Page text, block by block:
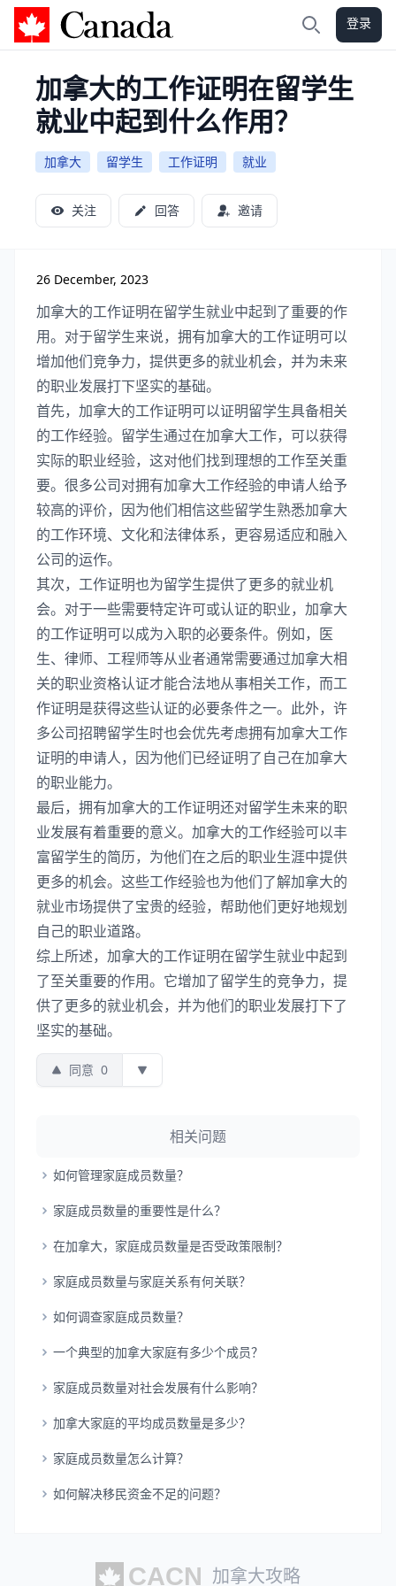
加拿大攻略 登录
加拿大的工作证明在留学生
就业中起到什么作用？
加拿大 留学生 工作证明 就业
关注 回答 邀请
26 December, 2023
加拿大的工作证明在留学生就业中起到了重要的作
用。对于留学生来说，拥有加拿大的工作证明可以
增加他们竞争力，提供更多的就业机会，并为未来
的职业发展打下坚实的基础。
首先，加拿大的工作证明可以证明留学生具备相关
的工作经验。留学生通过在加拿大工作，可以获得
实际的职业经验，这对他们找到理想的工作至关重
要。很多公司对拥有加拿大工作经验的申请人给予
较高的评价，因为他们相信这些留学生熟悉加拿大
的工作环境、文化和法律体系，更容易适应和融入
公司的运作。
其次，工作证明也为留学生提供了更多的就业机
会。对于一些需要特定许可或认证的职业，加拿大
的工作证明可以成为入职的必要条件。例如，医
生、律师、工程师等从业者通常需要通过加拿大相
关的职业资格认证才能合法地从事相关工作，而工
作证明是获得这些认证的必要条件之一。此外，许
多公司招聘留学生时也会优先考虑拥有加拿大工作
证明的申请人，因为他们已经证明了自己在加拿大
的职业能力。
最后，拥有加拿大的工作证明还对留学生未来的职
业发展有着重要的意义。加拿大的工作经验可以丰
富留学生的简历，为他们在之后的职业生涯中提供
更多的机会。这些工作经验也为他们了解加拿大的
就业市场提供了宝贵的经验，帮助他们更好地规划
自己的职业道路。
综上所述，加拿大的工作证明在留学生就业中起到
了至关重要的作用。它增加了留学生的竞争力，提
供了更多的就业机会，并为他们的职业发展打下了
坚实的基础。
同意 0
相关问题
如何管理家庭成员数量？
家庭成员数量的重要性是什么？
在加拿大，家庭成员数量是否受政策限制？
家庭成员数量与家庭关系有何关联？
如何调查家庭成员数量？
一个典型的加拿大家庭有多少个成员？
家庭成员数量对社会发展有什么影响？
加拿大家庭的平均成员数量是多少？
家庭成员数量怎么计算？
如何解决移民资金不足的问题？
加拿大攻略